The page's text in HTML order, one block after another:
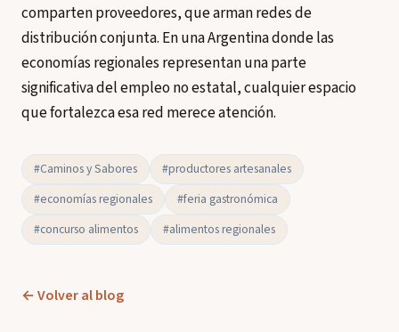
comparten proveedores, que arman redes de
distribución conjunta. En una Argentina donde las
economías regionales representan una parte
significativa del empleo no estatal, cualquier espacio
que fortalezca esa red merece atención.
#Caminos y Sabores
#productores artesanales
#economías regionales
#feria gastronómica
#concurso alimentos
#alimentos regionales
← Volver al blog